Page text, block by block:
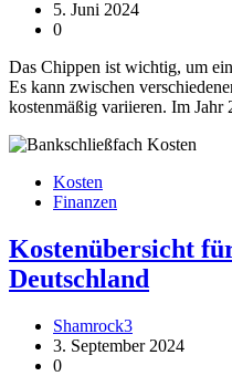
5. Juni 2024
0
Das Chippen ist wichtig, um
Es kann zwischen
kostenmäßig variieren. Im
Kosten
Finanzen
Kostenübersicht
Deutschland
Shamrock3
3. September 2024
0